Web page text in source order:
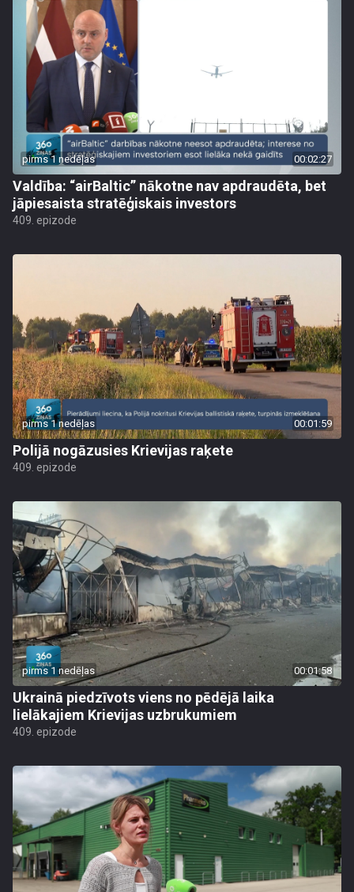
pirms 1 nedēļas 00:02:27
Valdība: “airBaltic” nākotne nav apdraudēta, bet
jāpiesaista stratēģiskais investors
409. epizode
pirms 1 nedēļas 00:01:59
Polijā nogāzusies Krievijas raķete
409. epizode
pirms 1 nedēļas 00:01:58
Ukrainā piedzīvots viens no pēdējā laika
lielākajiem Krievijas uzbrukumiem
409. epizode